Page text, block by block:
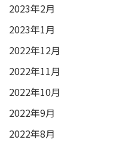
2023年2月
2023年1月
2022年12月
2022年11月
2022年10月
2022年9月
2022年8月